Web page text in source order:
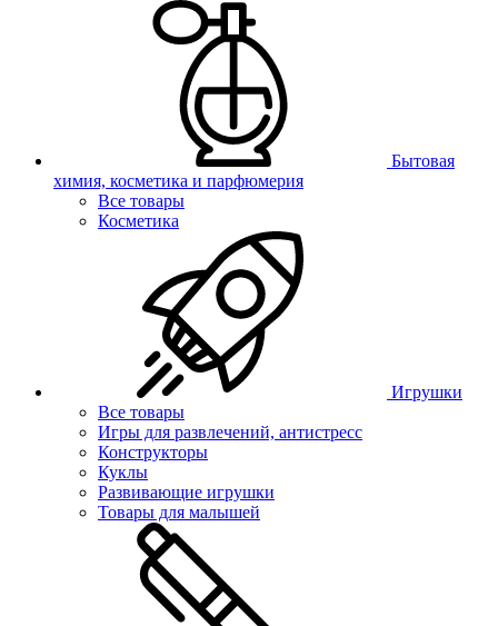
Бытовая
химия, косметика и парфюмерия
Все товары
Косметика
Игрушки
Все товары
Игры для развлечений, антистресс
Конструкторы
Куклы
Развивающие игрушки
Товары для малышей